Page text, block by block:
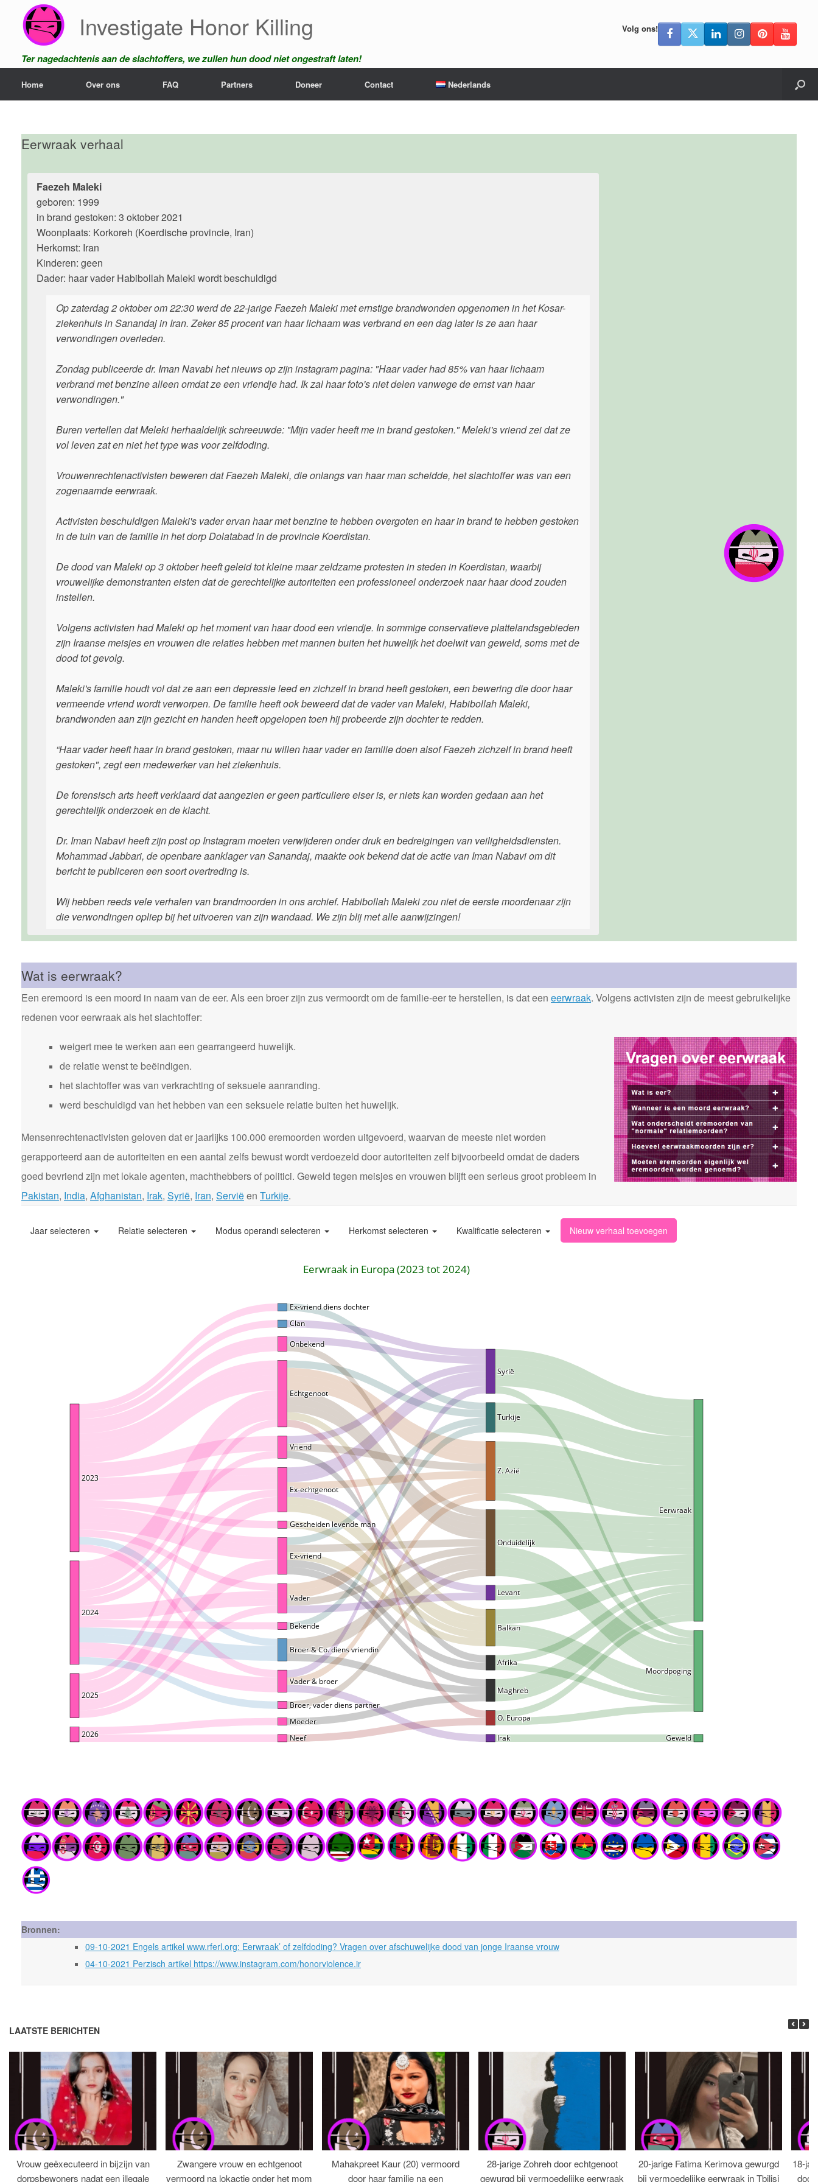
Investigate Honor Killing
Ter nagedachtenis aan de slachtoffers, we zullen hun dood niet ongestraft laten!
Volg ons!
Home Over ons FAQ Partners Doneer Contact Nederlands
Eerwraak verhaal
Faezeh Maleki
geboren: 1999
in brand gestoken: 3 oktober 2021
Woonplaats: Korkoreh (Koerdische provincie, Iran)
Herkomst: Iran
Kinderen: geen
Dader: haar vader Habibollah Maleki wordt beschuldigd
Op zaterdag 2 oktober om 22:30 werd de 22-jarige Faezeh Maleki met ernstige brandwonden opgenomen in het Kosar-
ziekenhuis in Sanandaj in Iran. Zeker 85 procent van haar lichaam was verbrand en een dag later is ze aan haar
verwondingen overleden.
Zondag publiceerde dr. Iman Navabi het nieuws op zijn instagram pagina: "Haar vader had 85% van haar lichaam
verbrand met benzine alleen omdat ze een vriendje had. Ik zal haar foto's niet delen vanwege de ernst van haar
verwondingen."
Buren vertellen dat Meleki herhaaldelijk schreeuwde: "Mijn vader heeft me in brand gestoken." Meleki's vriend zei dat ze
vol leven zat en niet het type was voor zelfdoding.
Vrouwenrechtenactivisten beweren dat Faezeh Maleki, die onlangs van haar man scheidde, het slachtoffer was van een
zogenaamde eerwraak.
Activisten beschuldigen Maleki's vader ervan haar met benzine te hebben overgoten en haar in brand te hebben gestoken
in de tuin van de familie in het dorp Dolatabad in de provincie Koerdistan.
De dood van Maleki op 3 oktober heeft geleid tot kleine maar zeldzame protesten in steden in Koerdistan, waarbij
vrouwelijke demonstranten eisten dat de gerechtelijke autoriteiten een professioneel onderzoek naar haar dood zouden
instellen.
Volgens activisten had Maleki op het moment van haar dood een vriendje. In sommige conservatieve plattelandsgebieden
zijn Iraanse meisjes en vrouwen die relaties hebben met mannen buiten het huwelijk het doelwit van geweld, soms met de
dood tot gevolg.
Maleki's familie houdt vol dat ze aan een depressie leed en zichzelf in brand heeft gestoken, een bewering die door haar
vermeende vriend wordt verworpen. De familie heeft ook beweerd dat de vader van Maleki, Habibollah Maleki,
brandwonden aan zijn gezicht en handen heeft opgelopen toen hij probeerde zijn dochter te redden.
“Haar vader heeft haar in brand gestoken, maar nu willen haar vader en familie doen alsof Faezeh zichzelf in brand heeft
gestoken", zegt een medewerker van het ziekenhuis.
De forensisch arts heeft verklaard dat aangezien er geen particuliere eiser is, er niets kan worden gedaan aan het
gerechtelijk onderzoek en de klacht.
Dr. Iman Nabavi heeft zijn post op Instagram moeten verwijderen onder druk en bedreigingen van veiligheidsdiensten.
Mohammad Jabbari, de openbare aanklager van Sanandaj, maakte ook bekend dat de actie van Iman Nabavi om dit
bericht te publiceren een soort overtreding is.
Wij hebben reeds vele verhalen van brandmoorden in ons archief. Habibollah Maleki zou niet de eerste moordenaar zijn
die verwondingen opliep bij het uitvoeren van zijn wandaad. We zijn blij met alle aanwijzingen!
Wat is eerwraak?
Een eremoord is een moord in naam van de eer. Als een broer zijn zus vermoordt om de familie-eer te herstellen, is dat een eerwraak. Volgens activisten zijn de meest gebruikelijke
redenen voor eerwraak als het slachtoffer:
weigert mee te werken aan een gearrangeerd huwelijk.
de relatie wenst te beëindigen.
het slachtoffer was van verkrachting of seksuele aanranding.
werd beschuldigd van het hebben van een seksuele relatie buiten het huwelijk.
Mensenrechtenactivisten geloven dat er jaarlijks 100.000 eremoorden worden uitgevoerd, waarvan de meeste niet worden
gerapporteerd aan de autoriteiten en een aantal zelfs bewust wordt verdoezeld door autoriteiten zelf bijvoorbeeld omdat de daders
goed bevriend zijn met lokale agenten, machthebbers of politici. Geweld tegen meisjes en vrouwen blijft een serieus groot probleem in
Pakistan, India, Afghanistan, Irak, Syrië, Iran, Serviëen Turkije.
Bronnen:
09-10-2021 Engels artikel www.rferl.org: Eerwraak’ of zelfdoding? Vragen over afschuwelijke dood van jonge Iraanse vrouw
04-10-2021 Perzisch artikel https://www.instagram.com/honorviolence.ir
LAATSTE BERICHTEN
Vrouw geëxecuteerd in bijzijn van
dorpsbewoners nadat een illegale
Zwangere vrouw en echtgenoot
vermoord na lokactie onder het mom
Mahakpreet Kaur (20) vermoord
door haar familie na een
28-jarige Zohreh door echtgenoot
gewurgd bij vermoedelijke eerwraak
20-jarige Fatima Kerimova gewurgd
bij vermoedelijke eerwraak in Tbilisi
18-